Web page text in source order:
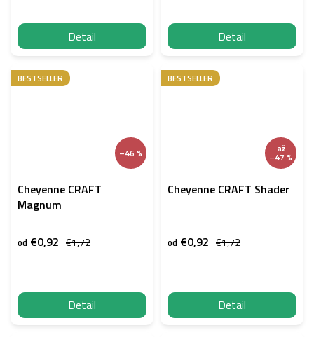
Detail Detail
BESTSELLER
–46 %
Cheyenne CRAFT
Magnum
€1,72
od €0,92
Detail
BESTSELLER
až
–47 %
Cheyenne CRAFT Shader
€1,72
od €0,92
Detail